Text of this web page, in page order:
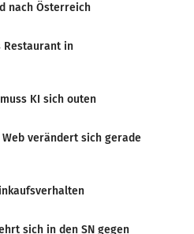
nach Österreich
Restaurant in
KI sich outen
verändert sich gerade
sich in den SN gegen